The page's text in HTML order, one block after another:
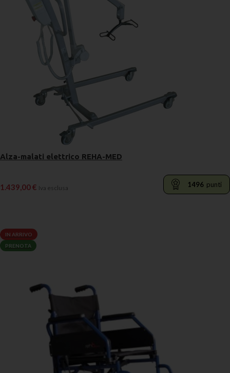
Alza-malati elettrico REHA-MED
1.439,00€ Iva esclusa 1496 punti
IN ARRIVO
PRENOTA